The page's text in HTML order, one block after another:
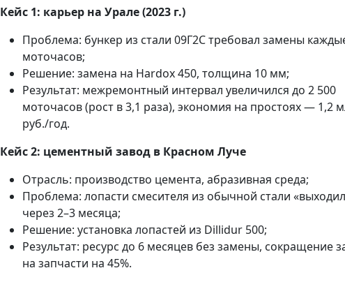
Кейс 1: карьер на Урале (2023 г.)
Проблема: бункер из стали 09Г2С требовал замены
моточасов;
Решение: замена на Hardox 450, толщина 10 мм;
Результат: межремонтный интервал увеличился до 2 500
моточасов (рост в 3,1 раза), экономия на простоях — 1,2
руб./год.
Кейс 2: цементный завод в Красном Луче
Отрасль: производство цемента, абразивная среда;
Проблема: лопасти смесителя из обычной стали
через 2–3 месяца;
Решение: установка лопастей из Dillidur 500;
Результат: ресурс до 6 месяцев без замены, сокращение
на запчасти на 45%.